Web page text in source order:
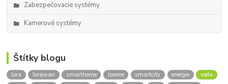
Zabezpečovacie systémy
Kamerové systémy
Štítky blogu
lora lorawan smarthome loxone smartcity energie
voda